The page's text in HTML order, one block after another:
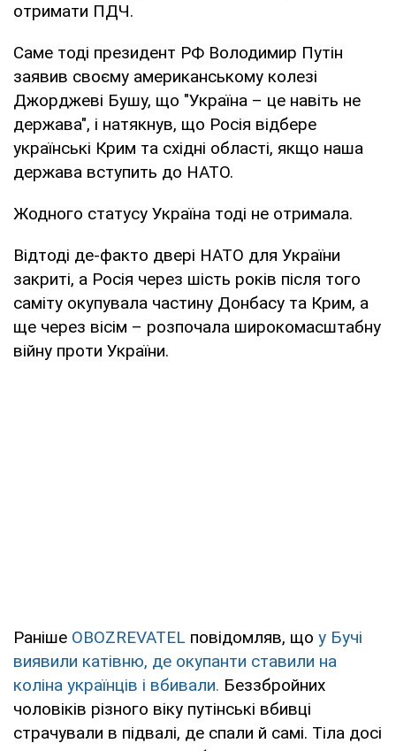
отримати ПДЧ.
Саме тоді президент РФ Володимир Путін
заявив своєму американському колезі
Джорджеві Бушу, що "Україна – це навіть не
держава", і натякнув, що Росія відбере
українські Крим та східні області, якщо наша
держава вступить до НАТО.
Жодного статусу Україна тоді не отримала.
Відтоді де-факто двері НАТО для України
закриті, а Росія через шість років після того
саміту окупувала частину Донбасу та Крим, а
ще через вісім – розпочала широкомасштабну
війну проти України.
Раніше OBOZREVATEL повідомляв, що у Бучі
виявили катівню, де окупанти ставили на
коліна українців і вбивали. Беззбройних
чоловіків різного віку путінські вбивці
страчували в підвалі, де спали й самі. Тіла досі